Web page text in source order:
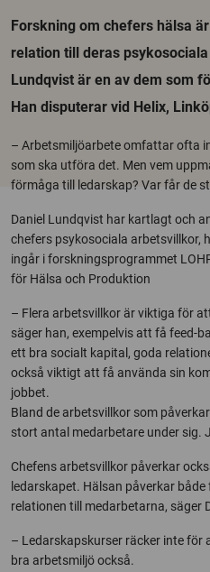
Forskning om chefers hälsa
relation till deras
Lundqvist är en av dem som
Han disputerar vid Helix,
– Arbetsmiljöarbete omfattar ofta
som ska utföra det. Men vem
förmåga till ledarskap? Var får de
Daniel Lundqvist har kartlagt och
chefers psykosociala arbetsvillkor,
ingår i forskningsprogrammet
för Hälsa och Produktion
– Flera arbetsvillkor är viktiga för
säger han, exempelvis att få feed-
ett bra socialt kapital, goda
också viktigt att få använda sin
jobbet.
Bland de arbetsvillkor som
stort antal medarbetare under sig.
Chefens arbetsvillkor påverkar
ledarskapet. Hälsan påverkar
relationen till medarbetarna, säger
– Ledarskapskurser räcker inte för
bra arbetsmiljö också.